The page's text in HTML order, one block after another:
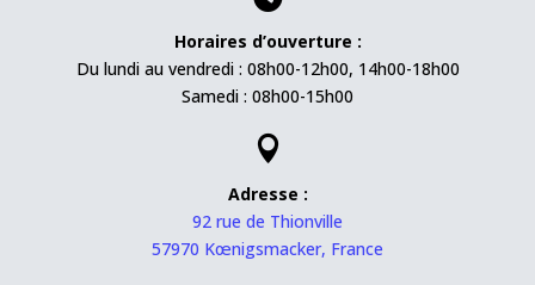
Horaires d’ouverture :
Du lundi au vendredi : 08h00-12h00, 14h00-18h00
Samedi : 08h00-15h00

Adresse :
92 rue de Thionville
57970 Kœnigsmacker, France